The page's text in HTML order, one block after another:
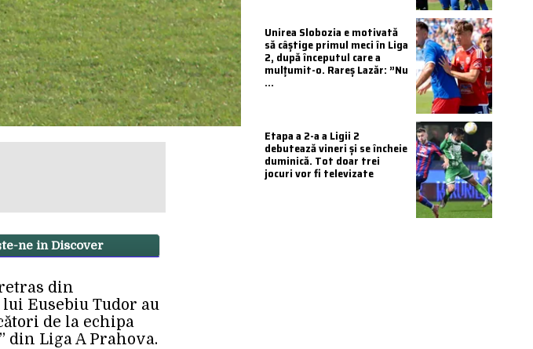
ne in Discover
din
Eusebiu Tudor au
de la echipa
din Liga A Prahova.
Unirea Slobozia e motivată
să câștige primul meci în Liga
2, după începutul care a
mulțumit-o. Rareș Lazăr: ”Nu
...
Etapa a 2-a a Ligii 2
debutează vineri și se încheie
duminică. Tot doar trei
jocuri vor fi televizate